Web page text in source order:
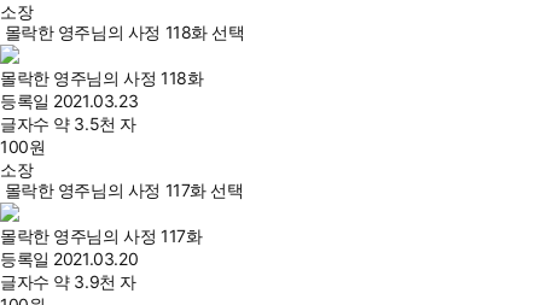
소장
몰락한 영주님의 사정 118화 선택
몰락한 영주님의 사정 118화
등록일 2021.03.23
글자수 약 3.5천 자
100원
소장
몰락한 영주님의 사정 117화 선택
몰락한 영주님의 사정 117화
등록일 2021.03.20
글자수 약 3.9천 자